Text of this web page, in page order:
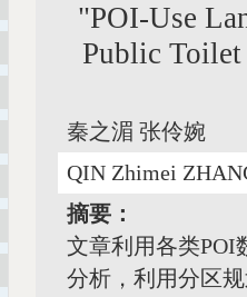
"POI-Use
Public
秦之湄 张伶婉
QIN Zhimei
摘要：
文章利用各类POI
分析，利用分区